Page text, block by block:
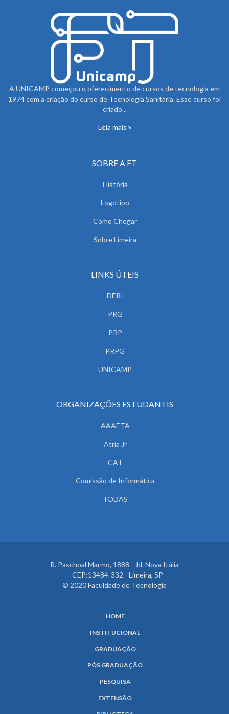
A UNICAMP começou o oferecimento de cursos de tecnologia em
1974 com a criação do curso de Tecnologia Sanitária. Esse curso foi
criado...
Leia mais
SOBRE A FT
História
Logotipo
Como Chegar
Sobre Limeira
LINKS ÚTEIS
DERI
PRG
PRP
PRPG
UNICAMP
ORGANIZAÇÕES ESTUDANTIS
AAAETA
Atria Jr
CAT
Comissão de Informática
TODAS
R. Paschoal Marmo, 1888 - Jd. Nova Itália
CEP:13484-332 - Limeira, SP
© 2020 Faculdade de Tecnologia
HOME
INSTITUCIONAL
GRADUAÇÃO
PÓS GRADUAÇÃO
PESQUISA
EXTENSÃO